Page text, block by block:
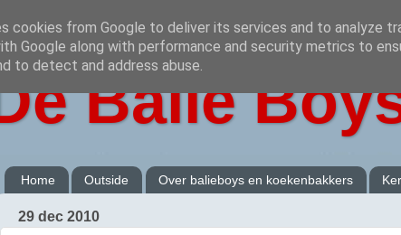
Balie
Home Outside Over balieboys en koekenbakkers
29 dec 2010
cookies from Google to deliver its services and to analyze
Google along with performance and security metrics to
to detect and address abuse.